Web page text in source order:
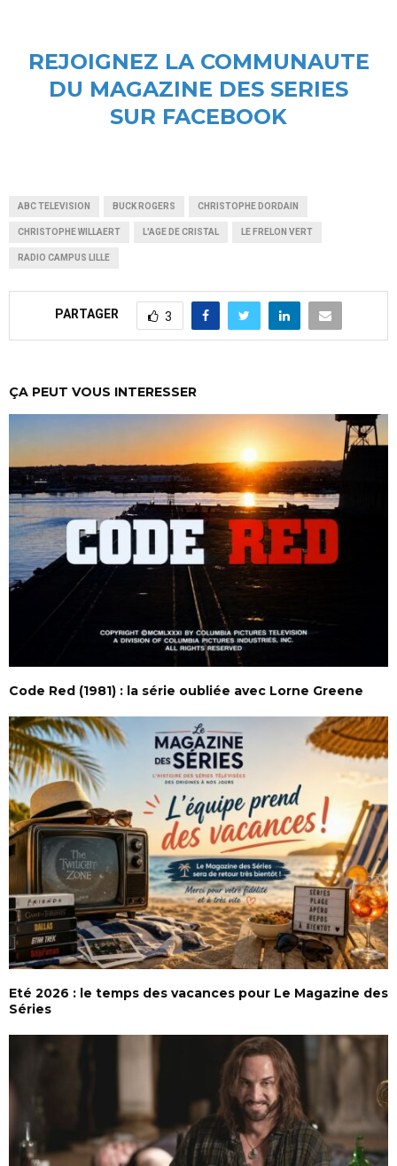
REJOIGNEZ LA COMMUNAUTE
DU MAGAZINE DES SERIES
SUR FACEBOOK
ABC TELEVISION BUCK ROGERS CHRISTOPHE DORDAIN
CHRISTOPHE WILLAERT L'AGE DE CRISTAL LE FRELON VERT
RADIO CAMPUS LILLE
PARTAGER 3
ÇA PEUT VOUS INTERESSER
Code Red (1981) : la série oubliée avec Lorne Greene
Eté 2026 : le temps des vacances pour Le Magazine des
Séries